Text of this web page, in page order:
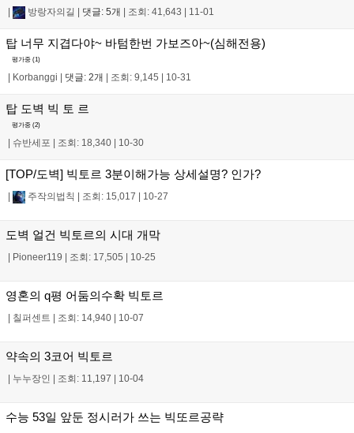
| 방랑자의길 | 댓글: 5개 | 조회: 41,643 | 11-01
탑 너무 지겹다야~ 바텀한번 가보즈아~(심해전용)
평가중 (1)
Korbanggi 댓글: 2개 조회: 9,145 10-31
탑 도벽 빅 토 르
평가중 (2)
슈반세포 조회: 18,340 10-30
[TOP/도벽] 빅토르 3분이해가능 상세설명? 인가?
주작의법칙 조회: 15,017 10-27
도벽 얼건 빅토르의 시대 개막
Pioneer119 조회: 17,505 10-25
영혼의 q평 어둠의수확 빅토르
칠퍼센트 조회: 14,940 10-07
약속의 3코어 빅토르
누누장인 조회: 11,197 10-04
수능 53일 앞둔 정시러가 쓰는 빅또르공략